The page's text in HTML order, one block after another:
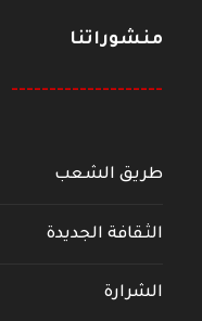
منشوراتنا
--------------------
طريق الشعب
الثقافة الجديدة
الشرارة